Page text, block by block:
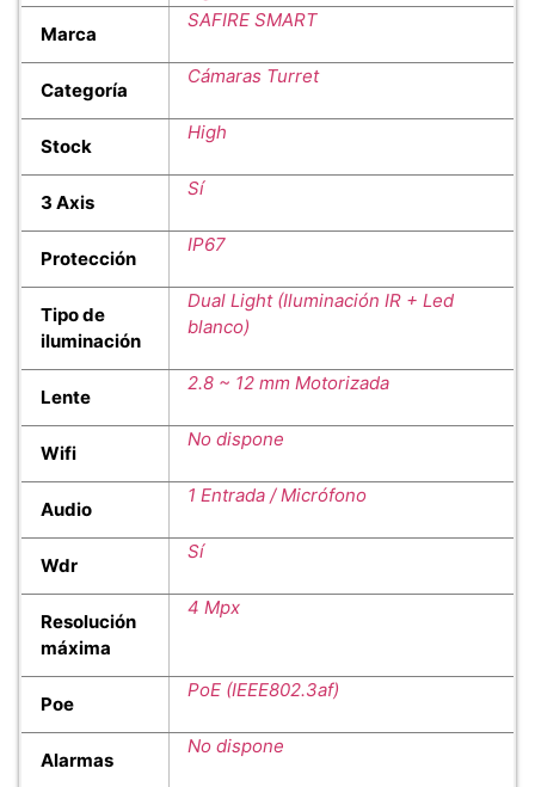
Marca
SAFIRE SMART
Categoría
Cámaras Turret
Stock
High
3 Axis
Sí
Protección
IP67
Tipo de
iluminación
Dual Light (Iluminación IR + Led
blanco)
Lente
2.8 ~ 12 mm Motorizada
Wifi
No dispone
Audio
1 Entrada / Micrófono
Wdr
Sí
Resolución
máxima
4 Mpx
Poe
PoE (IEEE802.3af)
Alarmas
No dispone